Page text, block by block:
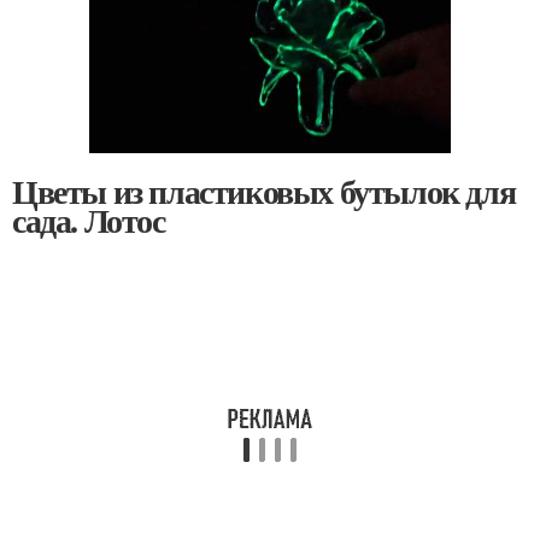
Цветы из пластиковых бутылок для
сада. Лотос